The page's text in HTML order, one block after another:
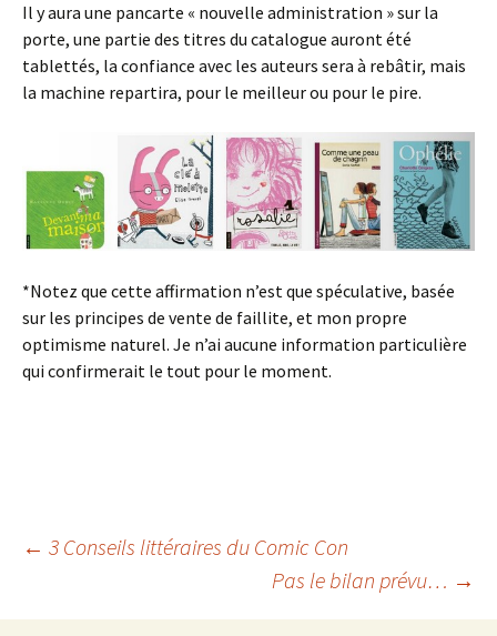
Il y aura une pancarte « nouvelle administration » sur la
porte, une partie des titres du catalogue auront été
tablettés, la confiance avec les auteurs sera à rebâtir, mais
la machine repartira, pour le meilleur ou pour le pire.
*Notez que cette affirmation n’est que spéculative, basée
sur les principes de vente de faillite, et mon propre
optimisme naturel. Je n’ai aucune information particulière
qui confirmerait le tout pour le moment.
Navigation
← 3 Conseils littéraires du Comic Con
Pas le bilan prévu… →